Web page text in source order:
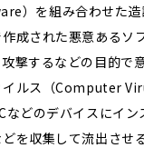
）を組み合わせた造
成された悪意あるソ
撃するなどの目的で
イルス（Computer
などのデバイスにイン
を収集して流出させ